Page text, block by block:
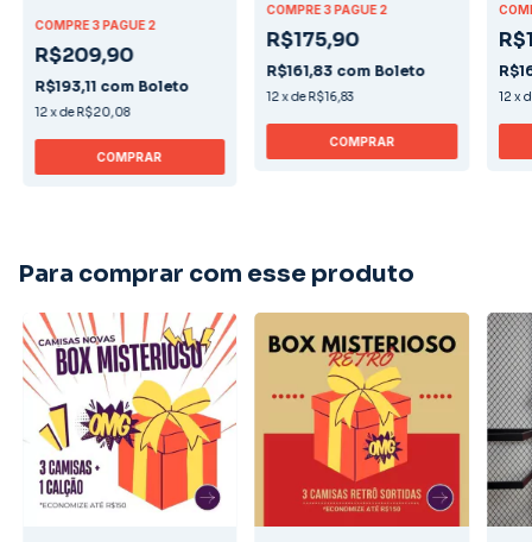
COMPRE 3 PAGUE 2
R$209,90
R$193,11 com Boleto
12xdeR$20,08
COMPRAR
COMPRE 3 PAGUE 2
R$175,90
R$161,83 com Boleto
12xdeR$16,83
COMPRAR
12 x
Para comprar com esse produto